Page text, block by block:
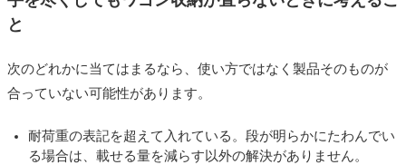
と
次のどれかに当てはまるなら、使い方ではなく製品そのものが
合っていない可能性があります。
耐荷重の表記を超えて入れている。段が明らかにたわんでい
る場合は、載せる量を減らす以外の解決がありません。